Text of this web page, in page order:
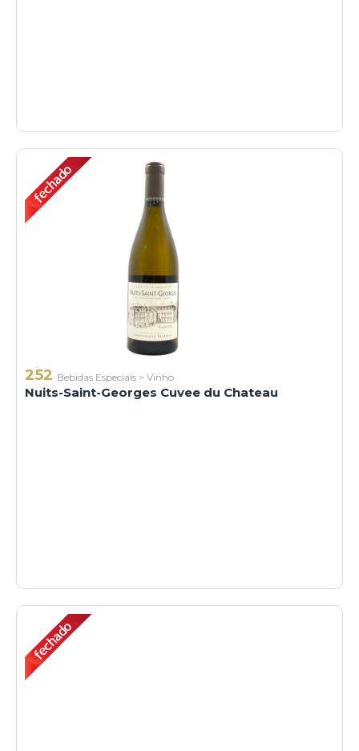
252 Bebidas Especiais > Vinho
Nuits-Saint-Georges Cuvee du Chateau